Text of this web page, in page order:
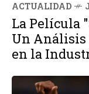
ACTUALIDAD
La Película
Un Análisis
en la